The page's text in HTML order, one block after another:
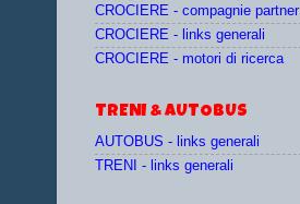
CROCIERE - compagnie partner
CROCIERE - links generali
CROCIERE - motori di ricerca
TRENI & AUTOBUS
AUTOBUS - links generali
TRENI - links generali